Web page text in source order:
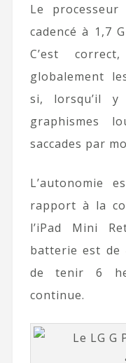
Le
cadencé à 1,7
C’est
globalement
si, lorsqu’il
graphismes
saccades par
L’autonomie
rapport à la
l’iPad Mini
batterie est de
de tenir 6
continue.